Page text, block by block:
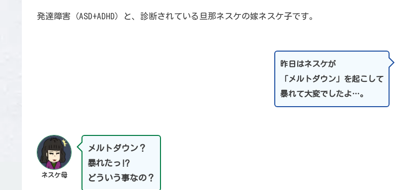
発達障害（ASD+ADHD）と、診断されている旦那ネスケの嫁ネスケ子です。
昨日はネスケが
「メルトダウン」を起こして
暴れて大変でしたよ…。
ネスケ母
メルトダウン？
暴れたっ⁉
どういう事なの？